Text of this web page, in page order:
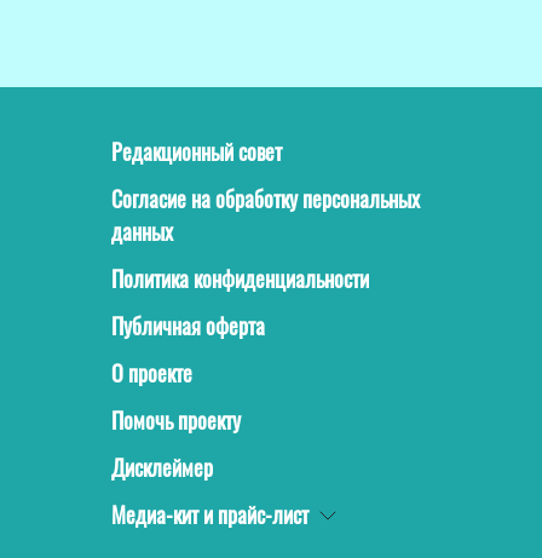
Редакционный совет
Согласие на обработку персональных
данных
Политика конфиденциальности
Публичная оферта
О проекте
Помочь проекту
Дисклеймер
Медиа-кит и прайс-лист